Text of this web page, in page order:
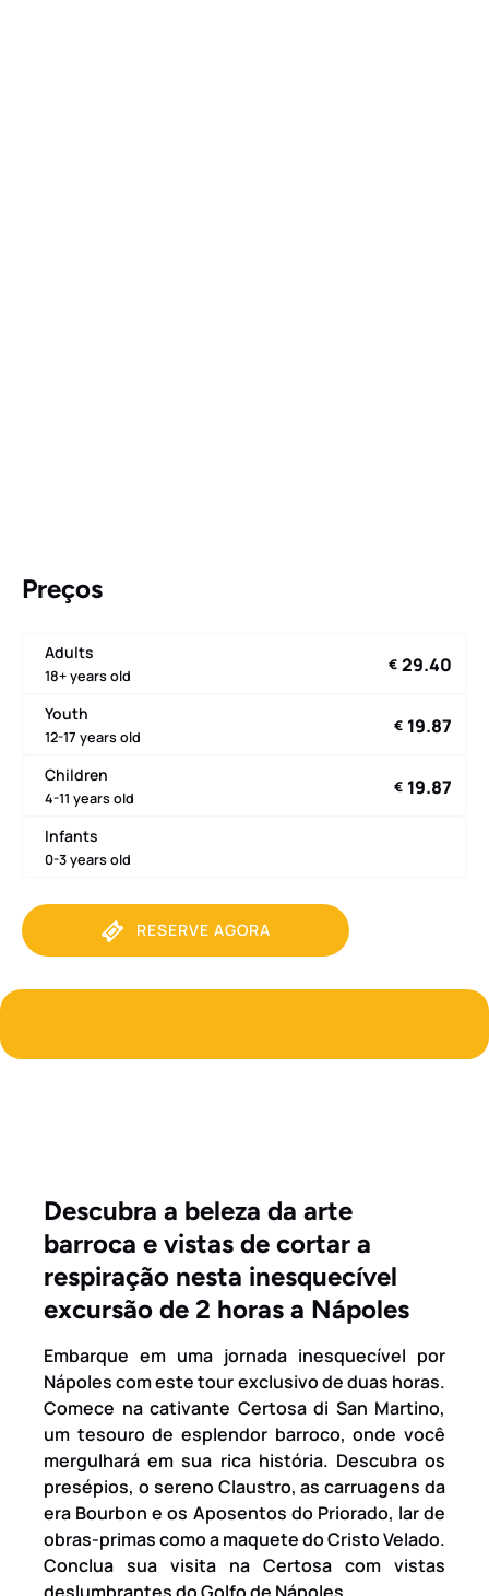
Preços
Adults
18+ years old
€ 29.40
Youth
12-17 years old
€ 19.87
Children
4-11 years old
€ 19.87
Infants
0-3 years old
RESERVE AGORA
Descubra a beleza da arte
barroca e vistas de cortar a
respiração nesta inesquecível
excursão de 2 horas a Nápoles
Embarque em uma jornada inesquecível por
Nápoles com este tour exclusivo de duas horas.
Comece na cativante Certosa di San Martino,
um tesouro de esplendor barroco, onde você
mergulhará em sua rica história. Descubra os
presépios, o sereno Claustro, as carruagens da
era Bourbon e os Aposentos do Priorado, lar de
obras-primas como a maquete do Cristo Velado.
Conclua sua visita na Certosa com vistas